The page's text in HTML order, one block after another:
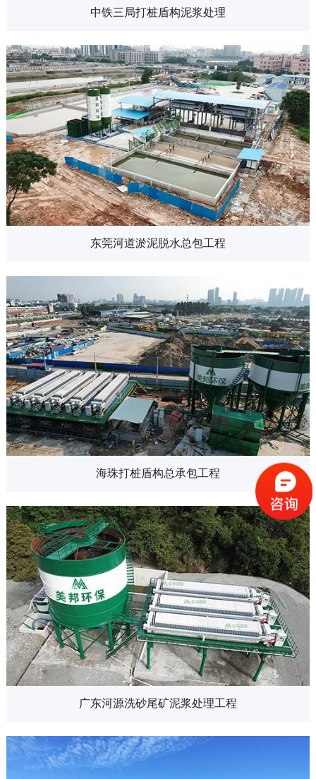
中铁三局打桩盾构泥浆处理
东莞河道淤泥脱水总包工程
海珠打桩盾构总承包工程
广东河源洗砂尾矿泥浆处理工程